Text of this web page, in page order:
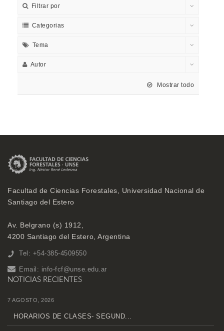
Filtrar por
Categorias
Tema
Autor
Mostrar todo
Facultad de Ciencias Forestales, Universidad Nacional de
Santiago del Estero
Av. Belgrano (s) 1912,
4200 Santiago del Estero, Argentina
Tel: +54-385-4509550
Email: info-fcf@unse.edu.ar
NOTICIAS RECIENTES
7 AGOSTO, 2026
HORARIOS DE CLASES- SEGUND...